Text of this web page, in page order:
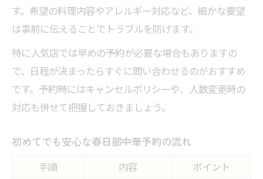
す。希望の料理内容やアレルギー対応など、細かな要望
は事前に伝えることでトラブルを防げます。
特に人気店では早めの予約が必要な場合もありますの
で、日程が決まったらすぐに問い合わせるのがおすすめ
です。予約時にはキャンセルポリシーや、人数変更時の
対応も併せて把握しておきましょう。
初めてでも安心な春日部中華予約の流れ
手順 内容 ポイント